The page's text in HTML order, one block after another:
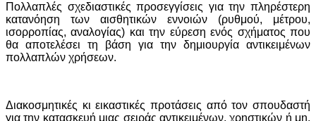
Πολλαπλές σχεδιαστικές προσεγγίσεις για την πληρέστερη
κατανόηση των αισθητικών εννοιών (ρυθμού, μέτρου,
ισορροπίας, αναλογίας) και την εύρεση ενός σχήματος που
θα αποτελέσει τη βάση για την δημιουργία αντικειμένων
πολλαπλών χρήσεων.
Διακοσμητικές κι εικαστικές προτάσεις από τον σπουδαστή
για την κατασκευή μιας σειράς αντικειμένων, χρηστικών ή μη,